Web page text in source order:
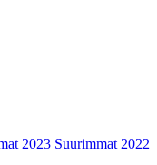
2023 Suurimmat 2022